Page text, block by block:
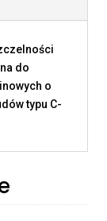
do
o
typu C-